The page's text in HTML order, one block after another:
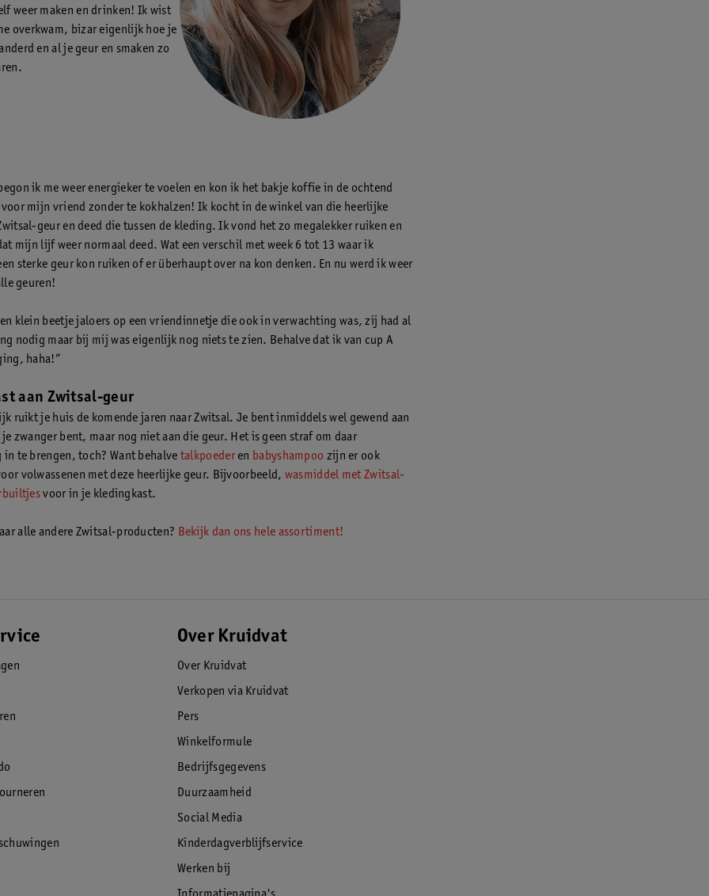
weer maken en drinken! Ik wist
overkwam, bizar eigenlijk hoe je
en al je geur en smaken zo
ik me weer energieker te voelen en kon ik het bakje koffie in de ochtend
mijn vriend zonder te kokhalzen! Ik kocht in de winkel van die heerlijke
geur en deed die tussen de kleding. Ik vond het zo megalekker ruiken en
mijn lijf weer normaal deed. Wat een verschil met week 6 tot 13 waar ik
sterke geur kon ruiken of er überhaupt over na kon denken. En nu werd ik weer
geuren!
klein beetje jaloers op een vriendinnetje die ook in verwachting was, zij had al
nodig maar bij mij was eigenlijk nog niets te zien. Behalve dat ik van cup A
haha!”
aan Zwitsal-geur
ruikt je huis de komende jaren naar Zwitsal. Je bent inmiddels wel gewend aan
je zwanger bent, maar nog niet aan die geur. Het is geen straf om daar
in te brengen, toch? Want behalve talkpoederen babyshampoo zijn er ook
volwassenen met deze heerlijke geur. Bijvoorbeeld, wasmiddel met Zwitsal-
voor in je kledingkast.
alle andere Zwitsal-producten? Bekijk dan ons hele assortiment!
Over Kruidvat
Over Kruidvat
Verkopen via Kruidvat
Pers
Winkelformule
Bedrijfsgegevens
Duurzaamheid
Social Media
Kinderdagverblijfservice
Werken bij